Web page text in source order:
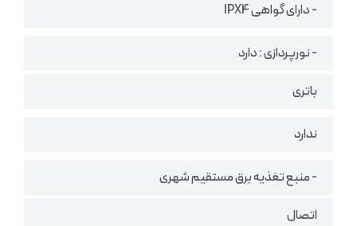
- دارای گواهی IPX4
- نورپردازی : دارد
باتری
ندارد
- منبع تغذیه برق مستقیم شهری
اتصال